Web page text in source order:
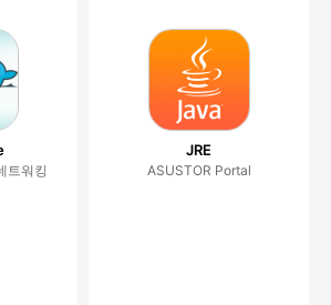
트워킹
JRE
ASUSTOR Portal